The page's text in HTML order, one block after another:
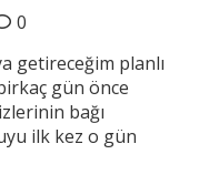
0
getireceğim planlı
gün önce
bağı
ilk kez o gün